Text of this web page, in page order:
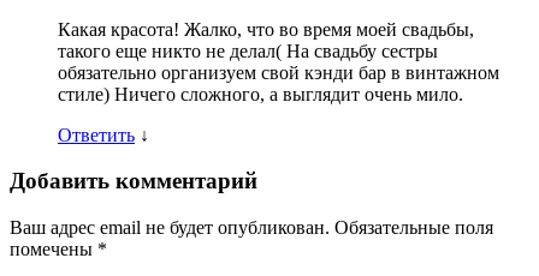
Какая красота! Жалко, что во время моей свадьбы,
такого еще никто не делал( На свадьбу сестры
обязательно организуем свой кэнди бар в винтажном
стиле) Ничего сложного, а выглядит очень мило.
Ответить ↓
Добавить комментарий
Ваш адрес email не будет опубликован. Обязательные поля
помечены *